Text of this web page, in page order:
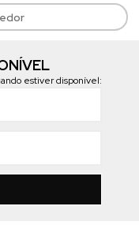
estiver disponível: